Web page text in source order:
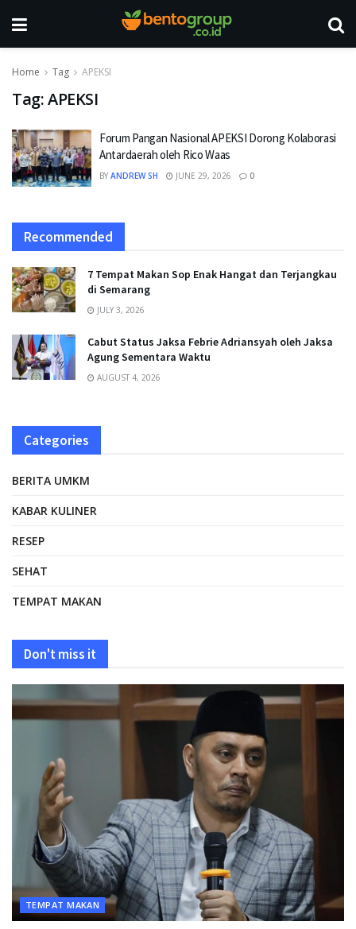
Home Tag APEKSI
Tag:APEKSI
Forum Pangan Nasional APEKSI Dorong Kolaborasi
Antardaerah oleh Rico Waas
BY ANDREW SH JUNE 29, 2026 0
Recommended
7 Tempat Makan Sop Enak Hangat dan Terjangkau
di Semarang
JULY 3, 2026
Cabut Status Jaksa Febrie Adriansyah oleh Jaksa
Agung Sementara Waktu
AUGUST 4, 2026
Categories
BERITA UMKM
KABAR KULINER
RESEP
SEHAT
TEMPAT MAKAN
Don't miss it
TEMPAT MAKAN